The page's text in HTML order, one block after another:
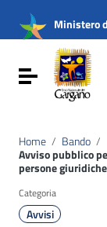
Vai al menu
Vai al footer
Ministero
Attiva /
Home / Bando /
Avviso pubblico
persone
Categoria
Avvisi